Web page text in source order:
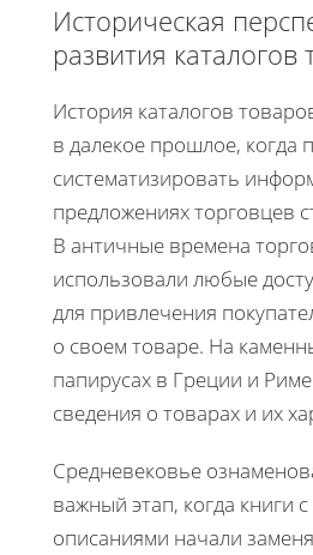
Историческая
развития каталогов
История каталогов
в далекое прошлое, когда
систематизировать
предложениях торговцев
В античные времена
использовали любые
для привлечения
о своем товаре. На
папирусах в Греции и
сведения о товарах и их
Средневековье
важный этап, когда книги
описаниями начали